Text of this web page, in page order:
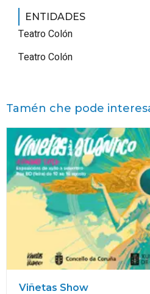
ENTIDADES
Teatro Colón
Teatro Colón
Tamén che pode
Viñetas Show